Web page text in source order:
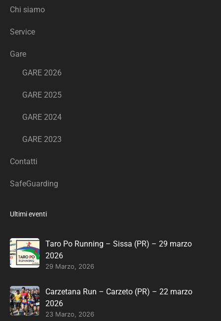
Chi siamo
Service
Gare
GARE 2026
GARE 2025
GARE 2024
GARE 2023
Contatti
SafeGuarding
Ultimi eventi
Taro Po Running – Sissa (PR) – 29 marzo
2026
29 Marzo, 2026
Carzetana Run – Carzeto (PR) – 22 marzo
2026
23 Marzo, 2026